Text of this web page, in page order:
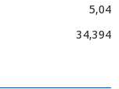
5,04
34,394